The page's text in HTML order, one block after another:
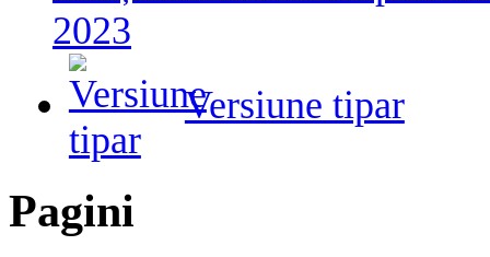
2023
Versiune tipar
Pagini